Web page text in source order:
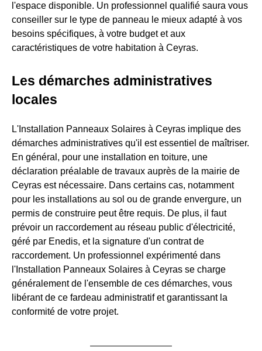
l'espace disponible. Un professionnel qualifié saura vous
conseiller sur le type de panneau le mieux adapté à vos
besoins spécifiques, à votre budget et aux
caractéristiques de votre habitation à Ceyras.
Les démarches administratives
locales
L'Installation Panneaux Solaires à Ceyras implique des
démarches administratives qu'il est essentiel de maîtriser.
En général, pour une installation en toiture, une
déclaration préalable de travaux auprès de la mairie de
Ceyras est nécessaire. Dans certains cas, notamment
pour les installations au sol ou de grande envergure, un
permis de construire peut être requis. De plus, il faut
prévoir un raccordement au réseau public d'électricité,
géré par Enedis, et la signature d'un contrat de
raccordement. Un professionnel expérimenté dans
l'Installation Panneaux Solaires à Ceyras se charge
généralement de l'ensemble de ces démarches, vous
libérant de ce fardeau administratif et garantissant la
conformité de votre projet.